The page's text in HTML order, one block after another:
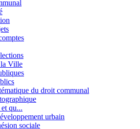
Ville
du droit communal
qu...
urbain
sociale